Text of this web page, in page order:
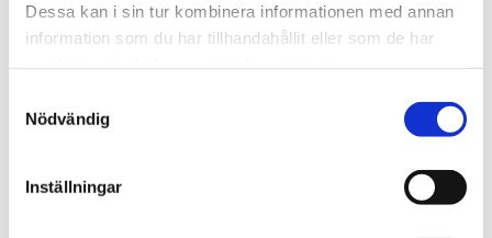
Dessa kan i sin tur kombinera informationen med annan
information som du har tillhandahållit eller som de har
Nödvändig
Inställningar
We are Tengbom
We create sustainable and beautiful architecture
We are always looking for more people who want to